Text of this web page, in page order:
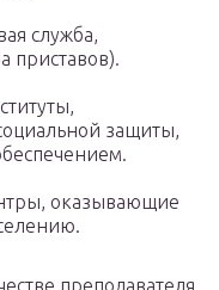
служба,
приставов).
защиты,
оказывающие
преподавателя